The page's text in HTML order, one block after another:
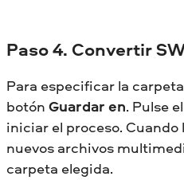
Paso 4. Convertir
Para especificar la
botón Guardar en. Pulse
iniciar el proceso.
nuevos archivos
carpeta elegida.